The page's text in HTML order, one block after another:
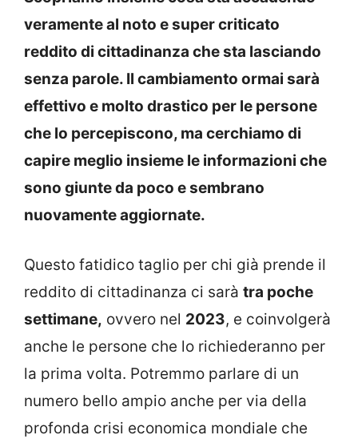
veramente al noto e super criticato
reddito di cittadinanza che sta lasciando
senza parole. Il cambiamento ormai sarà
effettivo e molto drastico per le persone
che lo percepiscono, ma cerchiamo di
capire meglio insieme le informazioni che
sono giunte da poco e sembrano
nuovamente aggiornate.
Questo fatidico taglio per chi già prende il
reddito di cittadinanza ci sarà tra poche
settimane, ovvero nel 2023, e coinvolgerà
anche le persone che lo richiederanno per
la prima volta. Potremmo parlare di un
numero bello ampio anche per via della
profonda crisi economica mondiale che